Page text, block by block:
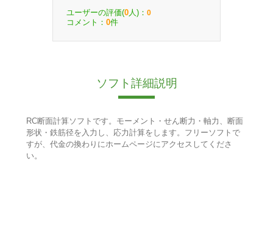
ユーザーの評価(0 人)： 0
コメント： 0件
ソフト詳細説明
RC断面計算ソフトです。モーメント・せん断力・軸力、断面
形状・鉄筋径を入力し、応力計算をします。フリーソフトで
すが、代金の換わりにホームページにアクセスしてくださ
い。